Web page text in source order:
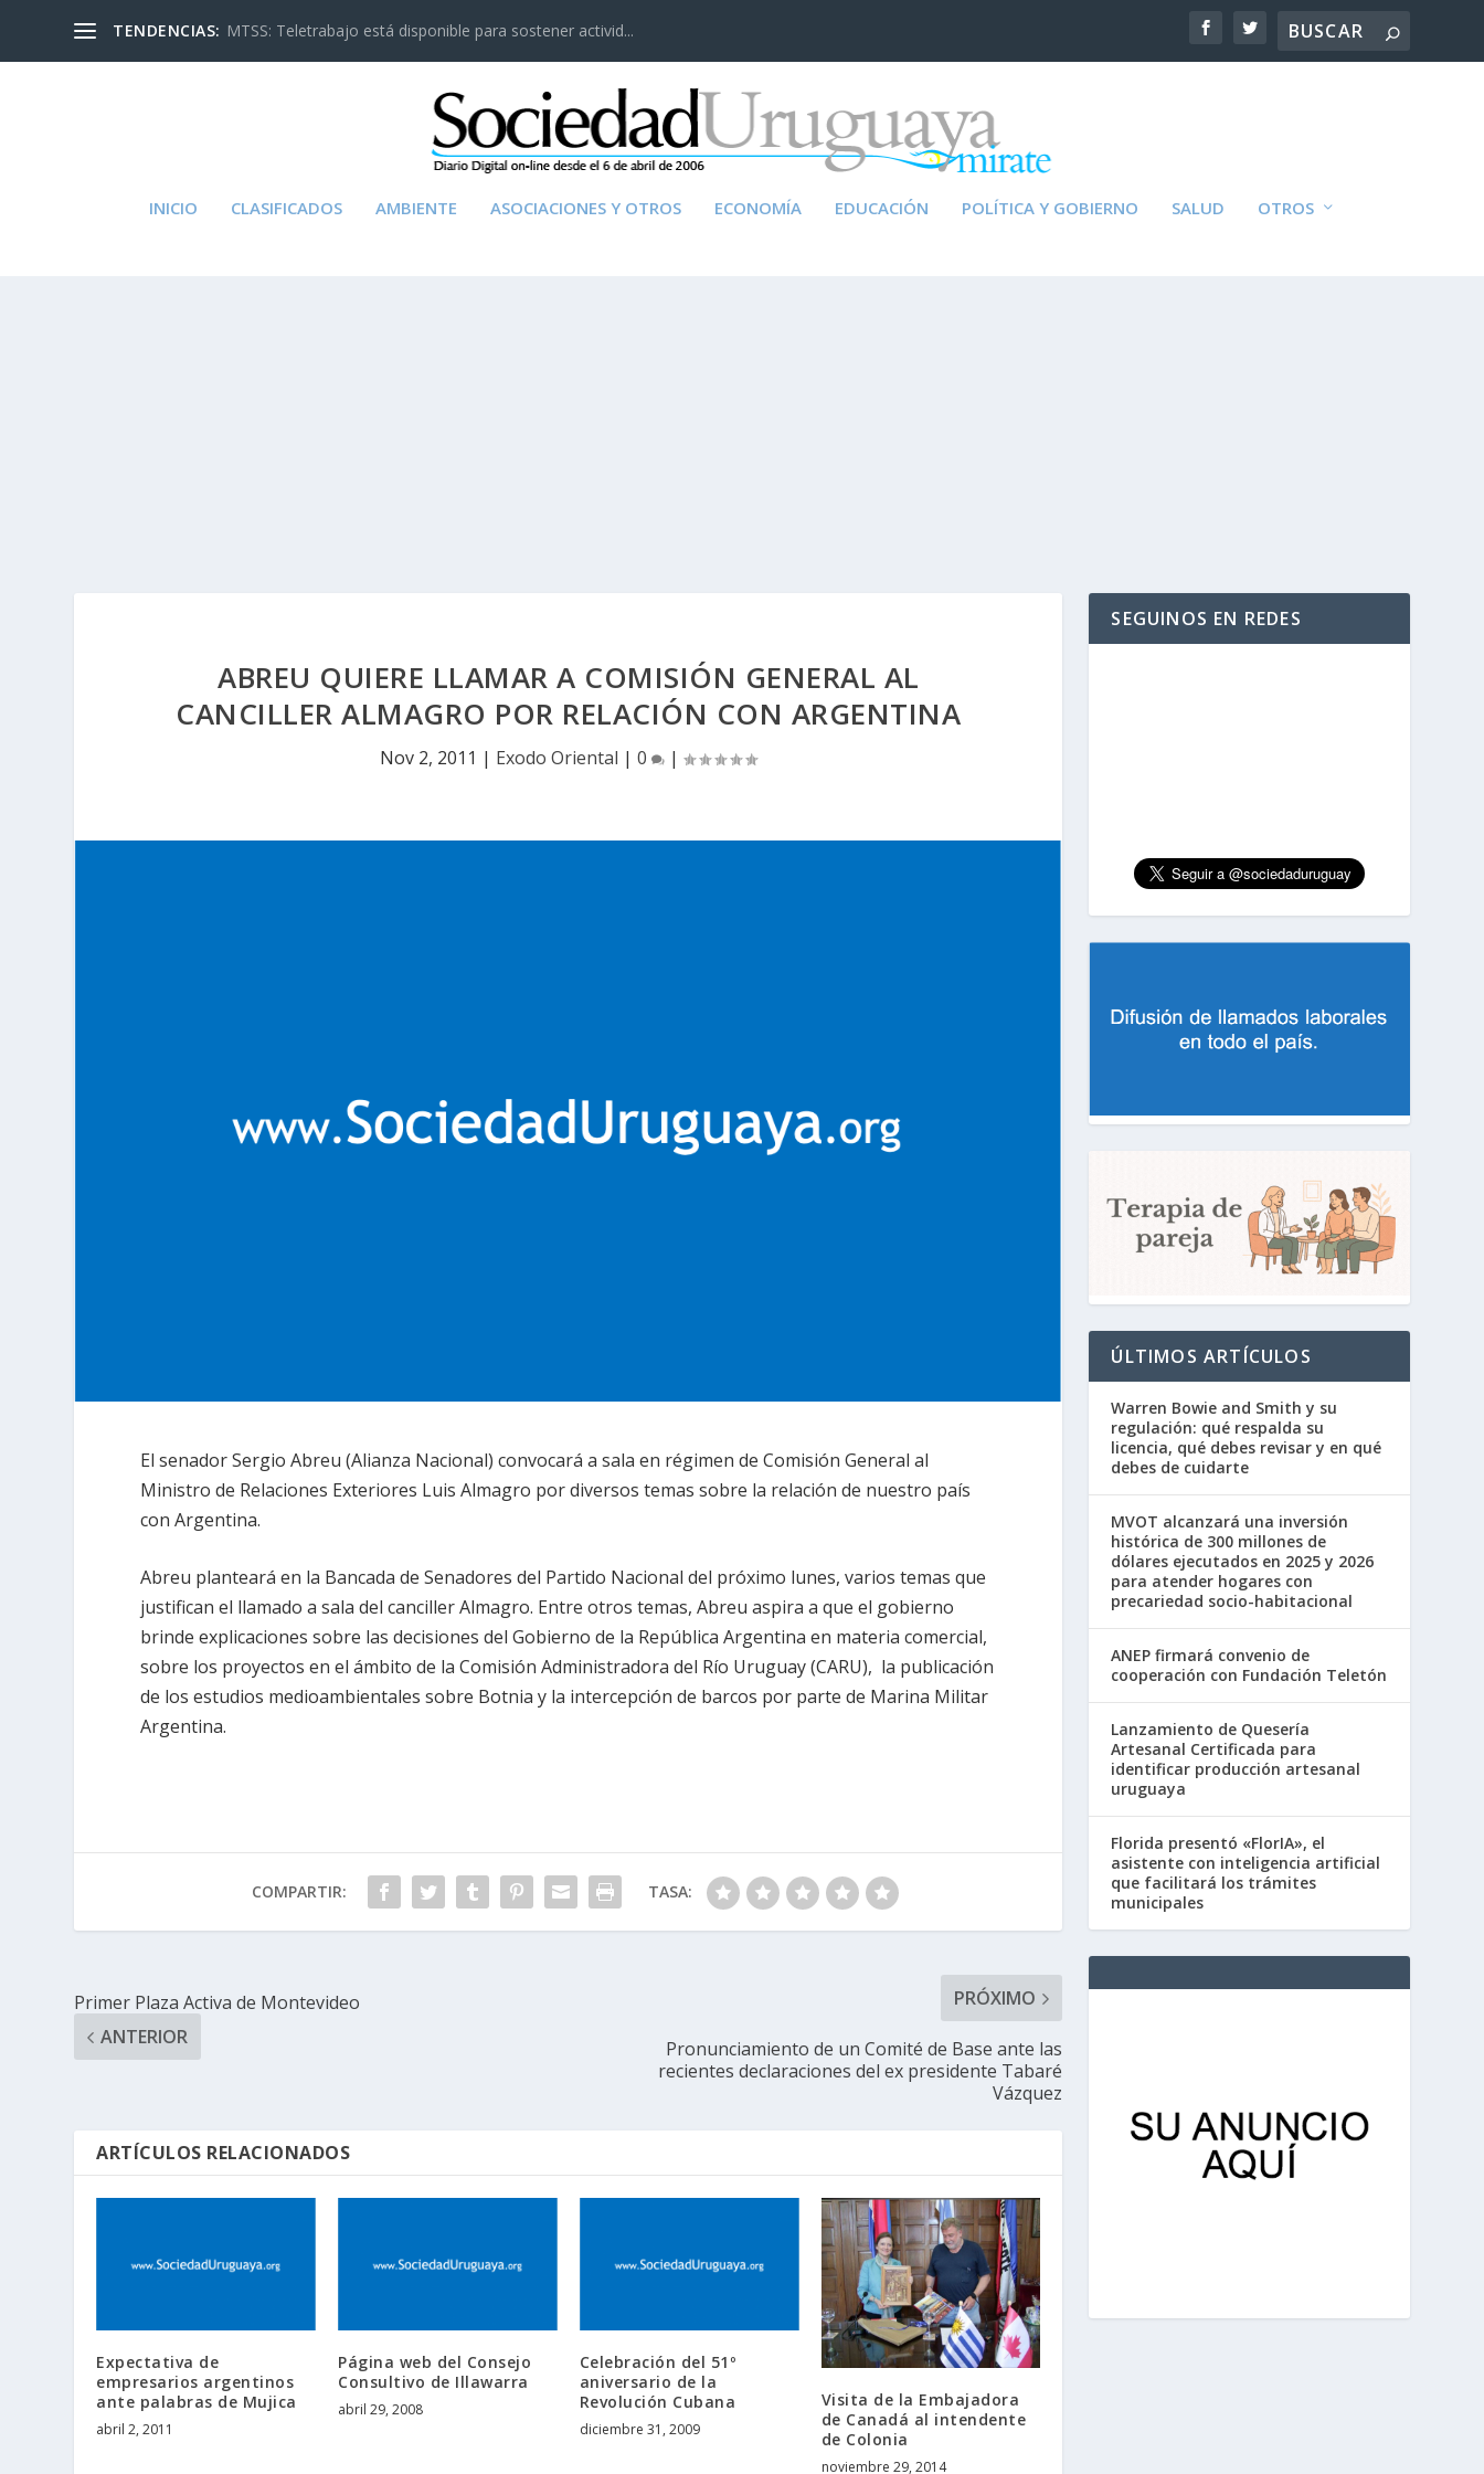
TENDENCIAS: MTSS: Teletrabajo está disponible para sostener activid...
INICIO CLASIFICADOS AMBIENTE ASOCIACIONES Y OTROS ECONOMÍA EDUCACIÓN POLÍTICA Y GOBIERNO SALUD OTROS
ABREU QUIERE LLAMAR A COMISIÓN GENERAL AL
CANCILLER ALMAGRO POR RELACIÓN CON ARGENTINA
Nov 2, 2011 | Exodo Oriental |0 |
El senador Sergio Abreu (Alianza Nacional) convocará a sala en régimen de Comisión General al
Ministro de Relaciones Exteriores Luis Almagro por diversos temas sobre la relación de nuestro país
con Argentina.
Abreu planteará en la Bancada de Senadores del Partido Nacional del próximo lunes, varios temas que
justifican el llamado a sala del canciller Almagro. Entre otros temas, Abreu aspira a que el gobierno
brinde explicaciones sobre las decisiones del Gobierno de la República Argentina en materia comercial,
sobre los proyectos en el ámbito de la Comisión Administradora del Río Uruguay (CARU), la publicación
de los estudios medioambientales sobre Botnia y la intercepción de barcos por parte de Marina Militar
Argentina.
COMPARTIR: TASA:
Primer Plaza Activa de Montevideo
ANTERIOR
PRÓXIMO
Pronunciamiento de un Comité de Base ante las
recientes declaraciones del ex presidente Tabaré
Vázquez
ARTÍCULOS RELACIONADOS
Expectativa de
empresarios argentinos
ante palabras de Mujica
abril 2, 2011
Página web del Consejo
Consultivo de Illawarra
abril 29, 2008
Celebración del 51º
aniversario de la
Revolución Cubana
diciembre 31, 2009
Visita de la Embajadora
de Canadá al intendente
de Colonia
noviembre 29, 2014
SEGUINOS EN REDES
ÚLTIMOS ARTÍCULOS
Warren Bowie and Smith y su
regulación: qué respalda su
licencia, qué debes revisar y en qué
debes de cuidarte
MVOT alcanzará una inversión
histórica de 300 millones de
dólares ejecutados en 2025 y 2026
para atender hogares con
precariedad socio-habitacional
ANEP firmará convenio de
cooperación con Fundación Teletón
Lanzamiento de Quesería
Artesanal Certificada para
identificar producción artesanal
uruguaya
Florida presentó «FlorIA», el
asistente con inteligencia artificial
que facilitará los trámites
municipales